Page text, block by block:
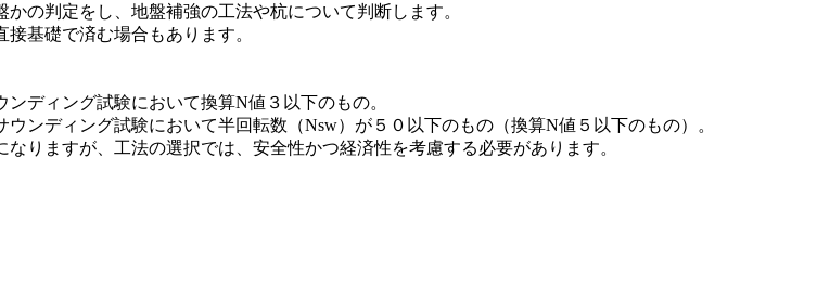
の判定をし、地盤補強の工法や杭について判断します。
基礎で済む場合もあります。
ディング試験において換算N値３以下のもの。
ンディング試験において半回転数（Nsw）が５０以下のもの（換算N値５以下のもの）。
りますが、工法の選択では、安全性かつ経済性を考慮する必要があります。